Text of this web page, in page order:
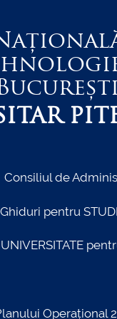
Consiliul de
Ghiduri pentru
UNIVERSITATE
Operațional